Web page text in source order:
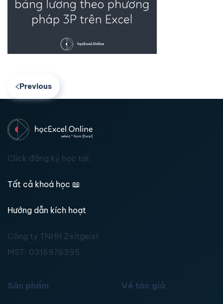
Previous
Click đăng ký học tại:
Tất cả khoá học 📖
Hướng dẫn kích hoạt
Công ty TNHH Zeitgeist
MST: 0315976395
Sản phẩm Về tác giả